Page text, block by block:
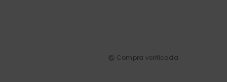
Compra verificada